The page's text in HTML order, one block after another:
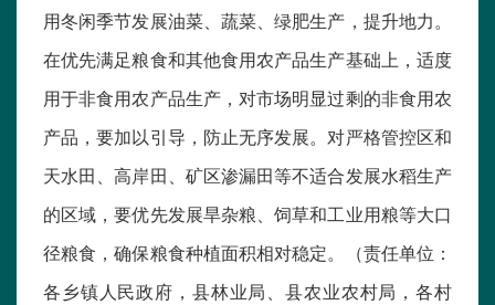
用冬闲季节发展油菜、蔬菜、绿肥生产，提升地力。
在优先满足粮食和其他食用农产品生产基础上，适度
用于非食用农产品生产，对市场明显过剩的非食用农
产品，要加以引导，防止无序发展。对严格管控区和
天水田、高岸田、矿区渗漏田等不适合发展水稻生产
的区域，要优先发展旱杂粮、饲草和工业用粮等大口
径粮食，确保粮食种植面积相对稳定。（责任单位：
各乡镇人民政府，县林业局、县农业农村局，各村